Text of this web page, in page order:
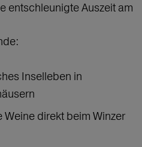
entschleunigte Auszeit am
Inselleben in
Weine direkt beim Winzer